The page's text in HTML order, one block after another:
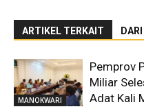
ARTIKEL TERKAIT
MANOKWARI
Pemprov
Miliar
Adat Kali